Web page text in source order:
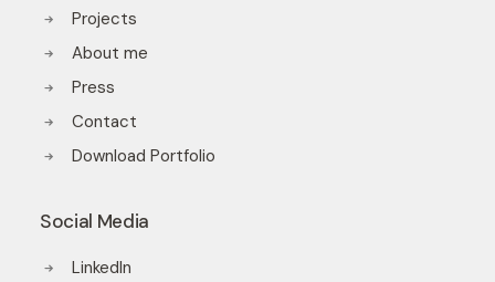
Projects
About me
Press
Contact
Download Portfolio
Social Media
LinkedIn